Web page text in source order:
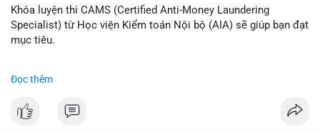
Khóa luyện thi CAMS (Certified Anti-Money Laundering
Specialist) từ Học viện Kiểm toán Nội bộ (AIA) sẽ giúp bạn đạt
mục tiêu.
gồm tài liệu toàn diện, câu hỏi thực hành, bài thi thử sát thực
Đọc thêm